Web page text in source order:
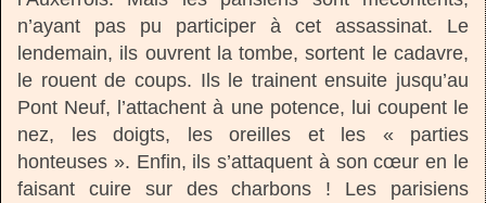
n’ayant pas pu participer à cet assassinat. Le
lendemain, ils ouvrent la tombe, sortent le cadavre,
le rouent de coups. Ils le trainent ensuite jusqu’au
Pont Neuf, l’attachent à une potence, lui coupent le
nez, les doigts, les oreilles et les « parties
honteuses ». Enfin, ils s’attaquent à son cœur en le
faisant cuire sur des charbons ! Les parisiens